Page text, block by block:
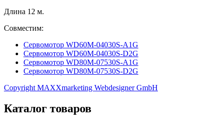
Длина 12 м.
Совместим:
Сервомотор WD60M-04030S-A1G
Сервомотор WD60M-04030S-D2G
Сервомотор WD80M-07530S-A1G
Сервомотор WD80M-07530S-D2G
Copyright MAXXmarketing Webdesigner GmbH
Каталог товаров